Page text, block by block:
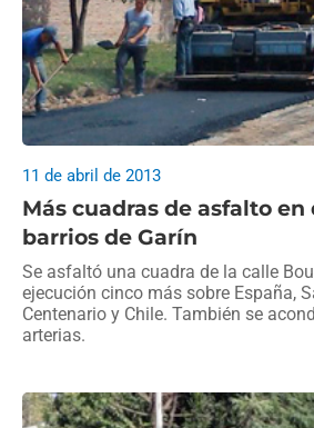
Más cuadras de asfalto
barrios de Garín
11 de abril de 2013
Se asfaltó una cuadra de la calle
ejecución cinco más sobre España,
Centenario y Chile. También se
arterias.